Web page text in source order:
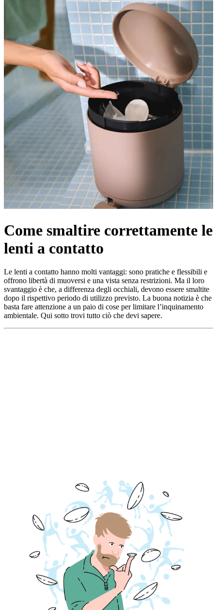
Come smaltire correttamente le
lenti a contatto
Le lenti a contatto hanno molti vantaggi: sono pratiche e flessibili e
offrono libertà di muoversi e una vista senza restrizioni. Ma il loro
svantaggio è che, a differenza degli occhiali, devono essere smaltite
dopo il rispettivo periodo di utilizzo previsto. La buona notizia è che
basta fare attenzione a un paio di cose per limitare l’inquinamento
ambientale. Qui sotto trovi tutto ciò che devi sapere.